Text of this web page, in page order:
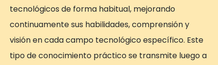
tecnológicos de forma habitual, mejorando
continuamente sus habilidades, comprensión y
visión en cada campo tecnológico específico. Este
tipo de conocimiento práctico se transmite luego a